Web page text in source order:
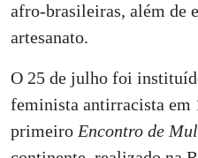
afro-brasileiras, além de
artesanato.
O 25 de julho foi
feminista antirracista em
primeiro Encontro de